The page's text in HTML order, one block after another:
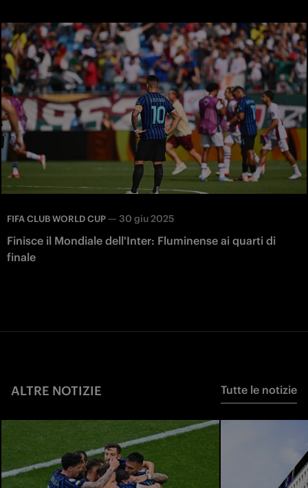
FIFA CLUB WORLD CUP — 30 giu 2025
Finisce il Mondiale dell'Inter: Fluminense ai quarti di
finale
ALTRE NOTIZIE Tutte le notizie